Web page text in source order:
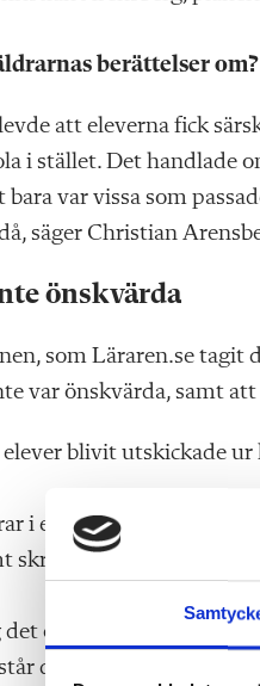
berättelser om?
att eleverna fick
i stället. Det handlade
var vissa som
säger Christian
önskvärda
som Läraren.se tagit
var önskvärda, samt
elever blivit utskickade
i ett mejl att skolan har
skriver:
det olyckliga i att
dina